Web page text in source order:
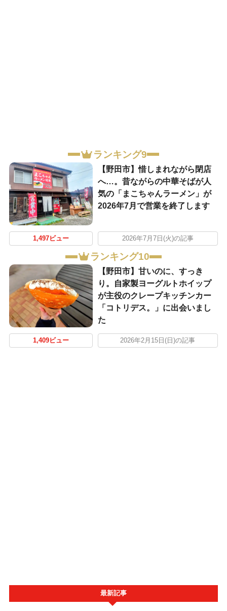
ランキング9
【野田市】惜しまれながら閉店
へ…。昔ながらの中華そばが人
気の「まこちゃんラーメン」が
2026年7月で営業を終了します
1,497ビュー 2026年7月7日(火)の記事
ランキング10
【野田市】甘いのに、すっき
り。自家製ヨーグルトホイップ
が主役のクレープキッチンカー
「コトリデス。」に出会いまし
た
1,409ビュー 2026年2月15日(日)の記事
最新記事